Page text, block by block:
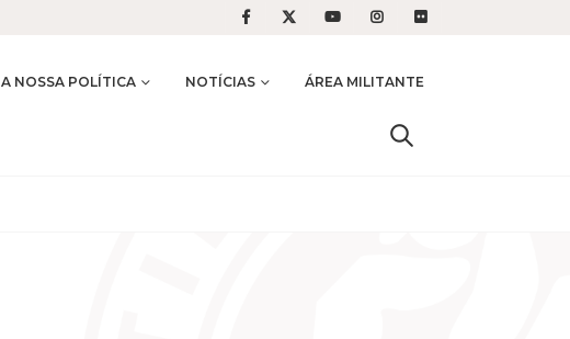
A NOSSA POLÍTICA NOTÍCIAS ÁREA MILITANTE